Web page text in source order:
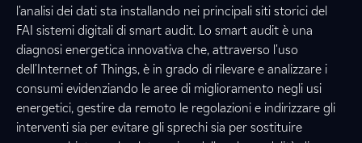
l'analisi dei dati sta installando nei principali siti storici del
FAI sistemi digitali di smart audit. Lo smart audit è una
diagnosi energetica innovativa che, attraverso l'uso
dell'Internet of Things, è in grado di rilevare e analizzare i
consumi evidenziando le aree di miglioramento negli usi
energetici, gestire da remoto le regolazioni e indirizzare gli
interventi sia per evitare gli sprechi sia per sostituire